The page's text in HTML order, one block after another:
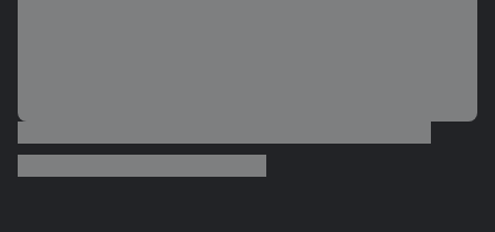
e 'lustra' taça da Copa...